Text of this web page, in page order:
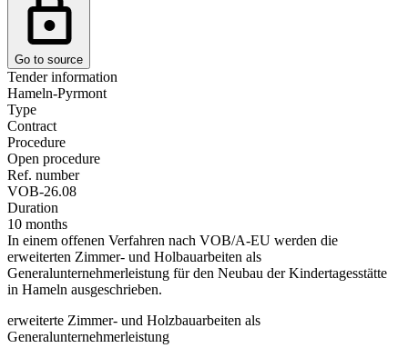
Go to source
Tender information
Hameln-Pyrmont
Type
Contract
Procedure
Open procedure
Ref. number
VOB-26.08
Duration
10 months
In einem offenen Verfahren nach VOB/A-EU werden die
erweiterten Zimmer- und Holbauarbeiten als
Generalunternehmerleistung für den Neubau der Kindertagesstätte
in Hameln ausgeschrieben.
erweiterte Zimmer- und Holzbauarbeiten als
Generalunternehmerleistung